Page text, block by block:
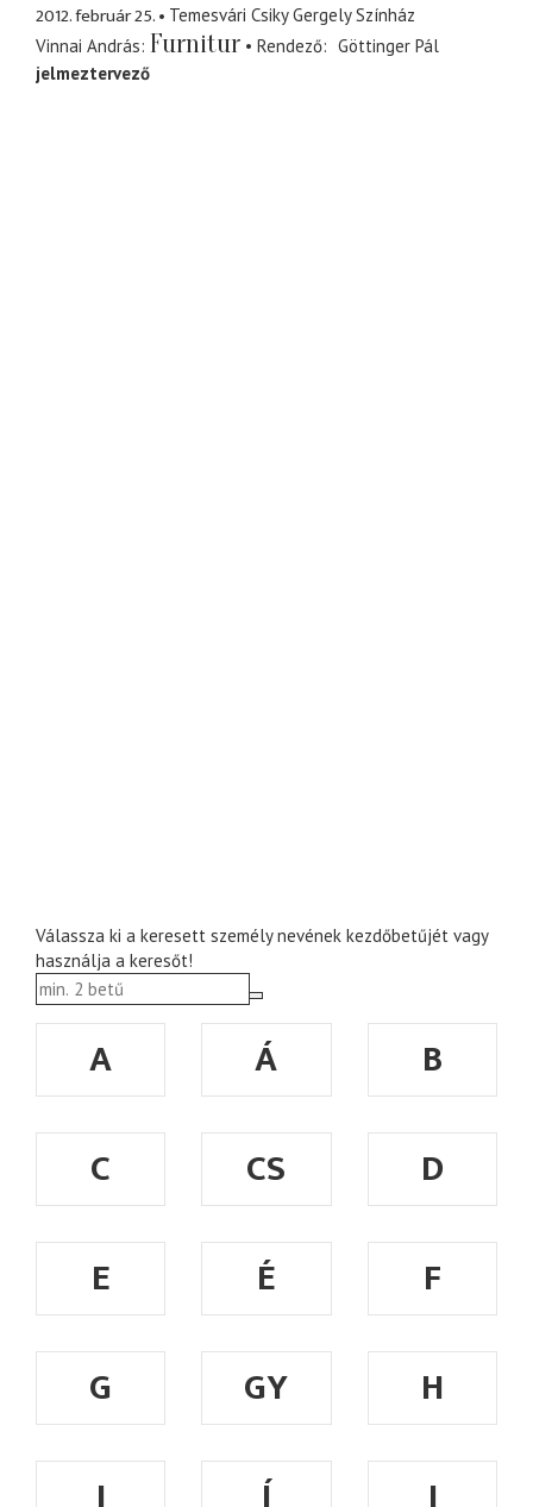
2012. február 25.
Temesvári Csiky Gergely Színház
Vinnai András Furnitur Rendező
Göttinger Pál
jelmeztervező
Válassza ki a keresett személy nevének kezdőbetűjét vagy
használja a keresőt!
A Á
B
C
CS
D
E
É
F
G
GY
H